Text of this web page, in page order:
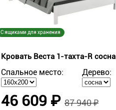
С ящиками для хранения
Кровать Веста 1-тахта-R сосна
Спальное место: Дерево:
87 940 ₽
46 609 ₽